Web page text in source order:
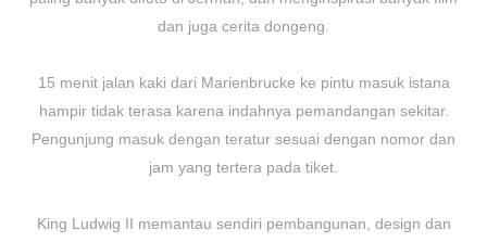
dan juga cerita dongeng.
15 menit jalan kaki dari Marienbrucke ke pintu masuk istana
hampir tidak terasa karena indahnya pemandangan sekitar.
Pengunjung masuk dengan teratur sesuai dengan nomor dan
jam yang tertera pada tiket.
King Ludwig II memantau sendiri pembangunan, design dan